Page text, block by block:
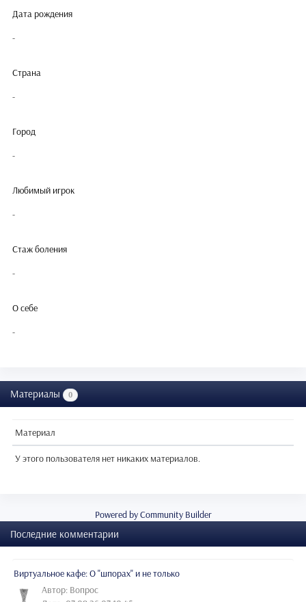
Дата рождения
-
Страна
-
Город
-
Любимый игрок
-
Стаж боления
-
О себе
-
Материалы 0
Материал
У этого пользователя нет никаких материалов.
Powered by Community Builder
Последние комментарии
Виртуальное кафе: О "шпорах" и не только
Автор: Вопрос